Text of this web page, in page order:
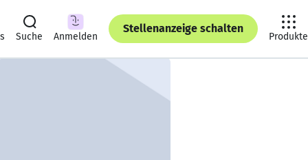
Suche Anmelden
Stellenanzeige schalten
Produkte